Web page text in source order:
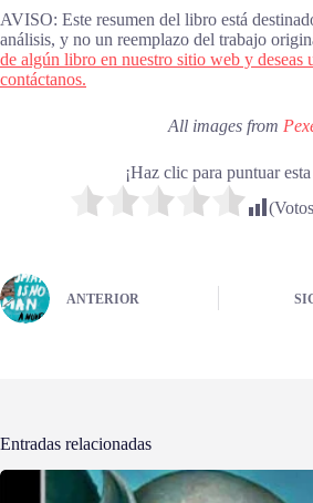
AVISO: Este resumen del libro está
análisis, y no un reemplazo del trabajo
de algún libro en nuestro sitio web y deseas
contáctanos.
All images from
¡Haz clic para puntuar
ANTERIOR
Entradas relacionadas